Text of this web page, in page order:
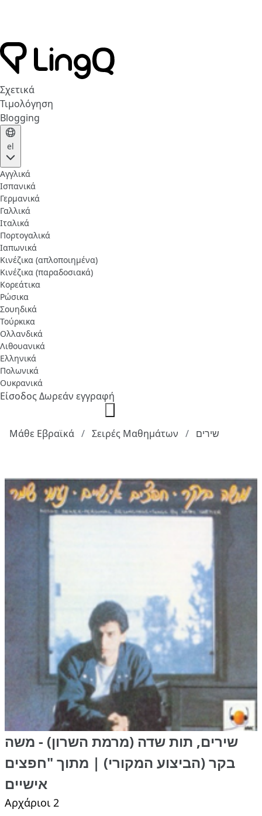
Σχετικά
Τιμολόγηση
Blogging
el
Αγγλικά
Ισπανικά
Γερμανικά
Γαλλικά
Ιταλικά
Πορτογαλικά
Ιαπωνικά
Κινέζικα (απλοποιημένα)
Κινέζικα (παραδοσιακά)
Κορεάτικα
Ρώσικα
Σουηδικά
Τούρκικα
Ολλανδικά
Λιθουανικά
Ελληνικά
Πολωνικά
Ουκρανικά
ΕίσοδοςΔωρεάν εγγραφή
Μάθε Εβραϊκά Σειρές Μαθημάτων שירים
שירים, תות שדה (מרמת השרון) - משה
בקר (הביצוע המקורי) | מתוך "חפצים
אישיים
Αρχάριοι 2